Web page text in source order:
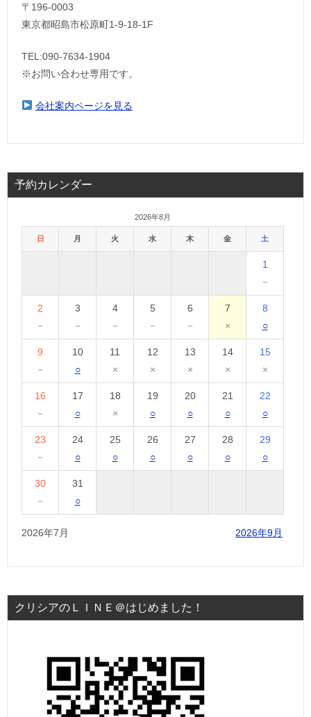
〒196-0003
東京都昭島市松原町1-9‐18‐1F
TEL:090-7634-1904
※お問い合わせ専用です。
会社案内ページを見る
予約カレンダー
2026年8月
日 月 火 水 木 金 土
1
－
2
－
3
－
4
－
5
－
6
－
7
×
8
○
9
－
10
○
11
×
12
×
13
×
14
×
15
×
16
－
17
○
18
×
19
○
20
○
21
○
22
○
23
－
24
○
25
○
26
○
27
○
28
○
29
○
30
－
31
○
2026年7月 2026年9月
クリシアのＬＩＮＥ＠はじめました！